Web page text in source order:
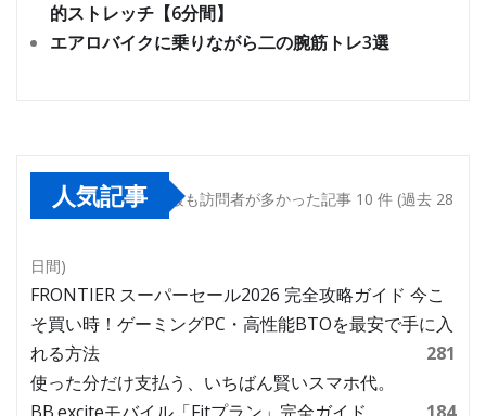
的ストレッチ【6分間】
エアロバイクに乗りながら二の腕筋トレ3選
人気記事 最も訪問者が多かった記事 10 件 (過去 28
日間)
FRONTIER スーパーセール2026 完全攻略ガイド 今こ
そ買い時！ゲーミングPC・高性能BTOを最安で手に入
れる方法
281
使った分だけ支払う、いちばん賢いスマホ代。